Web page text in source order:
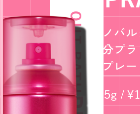
NEWS
Q & A
OUT BATH
モノバル
水分プ
スプレー
145g /